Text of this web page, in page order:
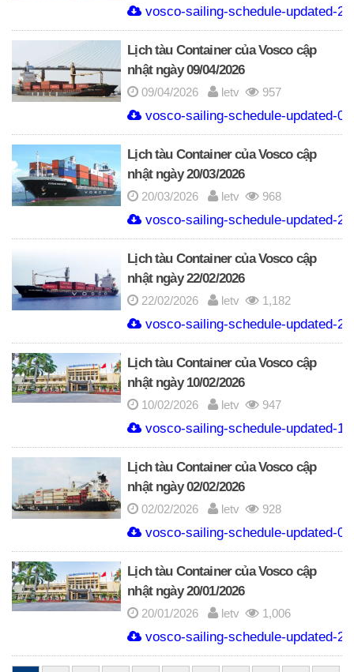
vosco-sailing-schedule-updated-
Lịch tàu Container của Vosco cập
nhật ngày 09/04/2026
09/04/2026 letv 957
vosco-sailing-schedule-updated-
Lịch tàu Container của Vosco cập
nhật ngày 20/03/2026
20/03/2026 letv 968
vosco-sailing-schedule-updated-
Lịch tàu Container của Vosco cập
nhật ngày 22/02/2026
22/02/2026 letv 1,182
vosco-sailing-schedule-updated-
Lịch tàu Container của Vosco cập
nhật ngày 10/02/2026
10/02/2026 letv 947
vosco-sailing-schedule-updated-
Lịch tàu Container của Vosco cập
nhật ngày 02/02/2026
02/02/2026 letv 928
vosco-sailing-schedule-updated-
Lịch tàu Container của Vosco cập
nhật ngày 20/01/2026
20/01/2026 letv 1,006
vosco-sailing-schedule-updated-